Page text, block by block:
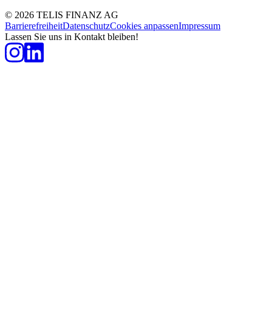
© 2026 TELIS FINANZ AG
BarrierefreiheitDatenschutzCookies anpassenImpressum
Lassen Sie uns in Kontakt bleiben!